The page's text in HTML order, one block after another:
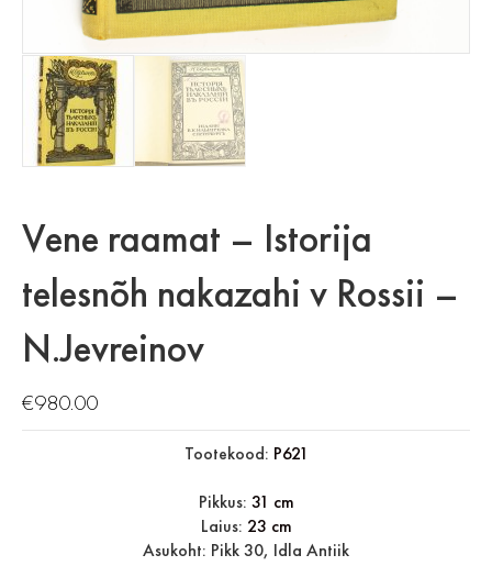
Vene raamat – Istorija
telesnõh nakazahi v Rossii –
N.Jevreinov
€980.00
Tootekood: P621
Pikkus: 31 cm
Laius: 23 cm
Asukoht: Pikk 30, Idla Antiik